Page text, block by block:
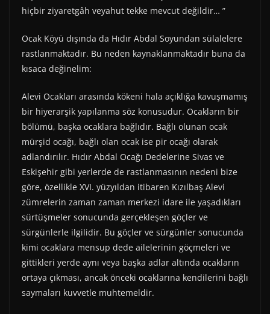
hiçbir ziyaretgâh veyahut tekke mevcut değildir… ”
Ocak Köyü dışında da Hıdır Abdal Soyundan sülalelere
rastlanmaktadır. Bu neden kaynaklanmaktadır buna da
kısaca değinelim:
Alevi Ocakları arasında kökeni hala açıklığa kavuşmamış
bir hiyerarşik yapılanma söz konusudur. Ocakların bir
bölümü, başka ocaklara bağlıdır. Bağlı olunan ocak
mürşid ocağı, bağlı olan ocak ise pir ocağı olarak
adlandırılır. Hıdır Abdal Ocağı Dedelerine Sivas ve
Eskişehir gibi yerlerde de rastlanmasının nedeni bize
göre, özellikle XVI. yüzyıldan itibaren Kızılbaş Alevi
zümrelerin zaman zaman merkezi idare ile yaşadıkları
sürtüşmeler sonucunda gerçekleşen göçler ve
sürgünlerle ilgilidir. Bu göçler ve sürgünler sonucunda
kimi ocaklara mensup dede ailelerinin göçmeleri ve
gittikleri yerde aynı veya başka adlar altında ocakların
ortaya çıkması, ancak önceki ocaklarına kendilerini bağlı
saymaları kuvvetle muhtemeldir.